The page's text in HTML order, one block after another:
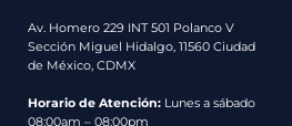
Av. Homero 229 INT 501 Polanco V
Sección Miguel Hidalgo, 11560 Ciudad
de México, CDMX
Horario de Atención: Lunes a sábado
08:00am – 08:00pm
Métodos
de